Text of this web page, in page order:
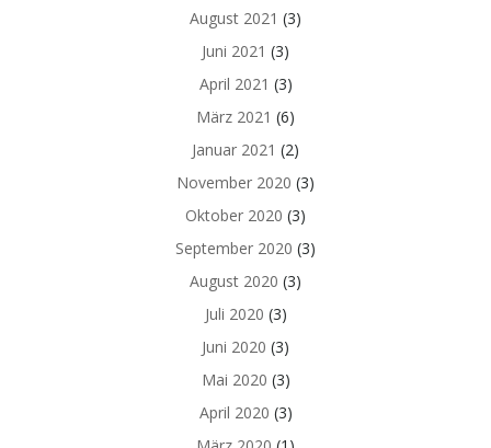
August 2021 (3)
Juni 2021 (3)
April 2021 (3)
März 2021 (6)
Januar 2021 (2)
November 2020 (3)
Oktober 2020 (3)
September 2020 (3)
August 2020 (3)
Juli 2020 (3)
Juni 2020 (3)
Mai 2020 (3)
April 2020 (3)